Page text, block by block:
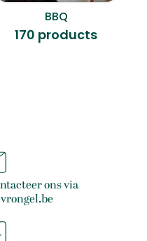
BBQ
170 products
ons via